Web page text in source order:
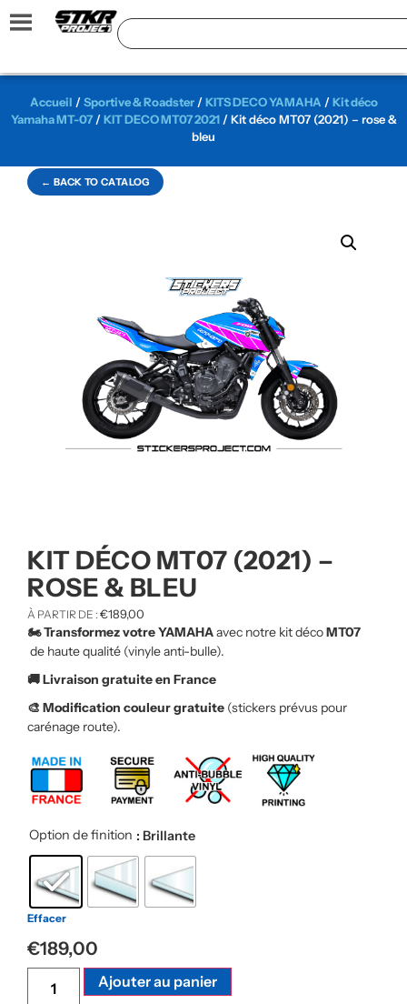
← BACK TO CATALOG
Accueil /Sportive & Roadster/KITS DECO YAMAHA /Kit déco
Yamaha MT-07/KIT DECO MT07 2021/ Kit déco MT07 (2021) – rose &
bleu
KIT DÉCO MT07 (2021) –
ROSE & BLEU
À PARTIR DE : €189,00
🏍️ Transformez votre YAMAHAavec notre kit décoMT07
de haute qualité (vinyle anti-bulle).
🚚 Livraison gratuite en France
🎨 Modification couleur gratuite (stickers prévus pour
carénage route).
Option de finition : Brillante
Effacer
€189,00
Ajouter au panier